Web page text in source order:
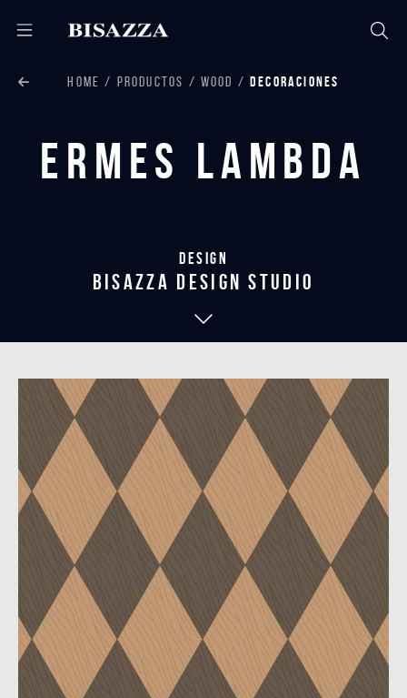
HOME PRODUCTOS WOOD DECORACIONES
Ermes Lambda
Design
bisazza design studio